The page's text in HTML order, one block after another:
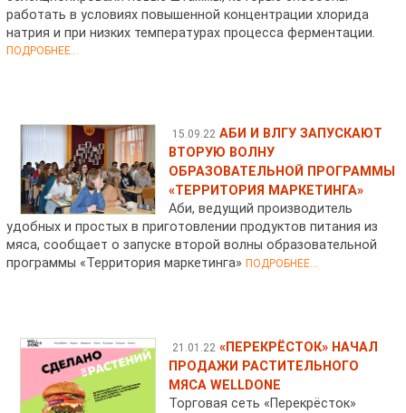
работать в условиях повышенной концентрации хлорида
натрия и при низких температурах процесса ферментации.
ПОДРОБНЕЕ...
15.09.22 АБИ И ВЛГУ ЗАПУСКАЮТ
ВТОРУЮ ВОЛНУ
ОБРАЗОВАТЕЛЬНОЙ ПРОГРАММЫ
«ТЕРРИТОРИЯ МАРКЕТИНГА»
Аби, ведущий производитель
удобных и простых в приготовлении продуктов питания из
мяса, сообщает о запуске второй волны образовательной
программы «Территория маркетинга»ПОДРОБНЕЕ...
21.01.22 «ПЕРЕКРЁСТОК» НАЧАЛ
ПРОДАЖИ РАСТИТЕЛЬНОГО
МЯСА WELLDONE
Торговая сеть «Перекрёсток»